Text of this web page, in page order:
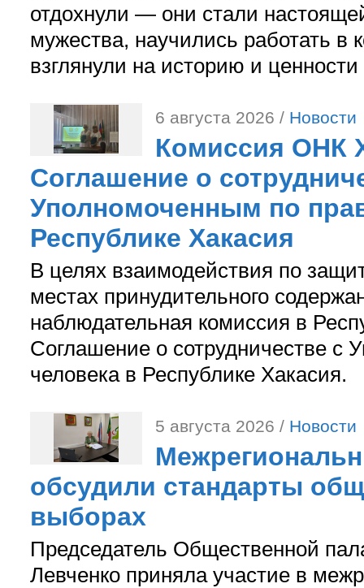
отдохнули — они стали
мужества, научились работать в
взглянули на историю и
6 августа 2026 / Новости
Комиссия ОНК
Соглашение о
Уполномоченным по
Республике Хакасия
В целях взаимодействия по
местах принудительного
наблюдательная комиссия в
Соглашение о сотрудничестве с
человека в Республике Хакасия.
5 августа 2026 / Новости
обсудили стандарты
выборах
Председатель Общественной
Левченко приняла участие в